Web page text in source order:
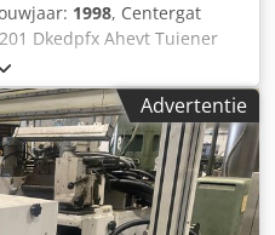
1998, Centergat
Dkedpfx Ahevt Tuiener
Advertentie